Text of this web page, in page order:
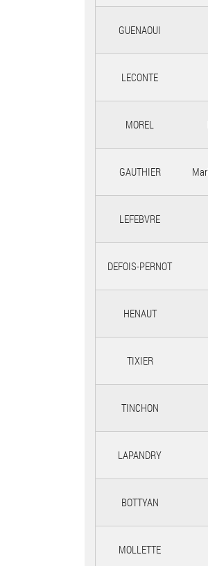
GUENAOUI
LECONTE
MOREL
GAUTHIER
LEFEBVRE
DEFOIS-PERNOT
HENAUT
TIXIER
TINCHON
LAPANDRY
BOTTYAN
MOLLETTE